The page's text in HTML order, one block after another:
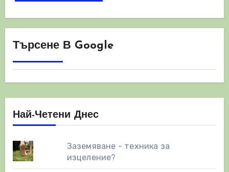
Търсене В Google
Най-Четени Днес
Заземяване - техника за
изцеление?